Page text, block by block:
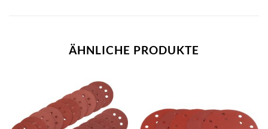
ÄHNLICHE PRODUKTE